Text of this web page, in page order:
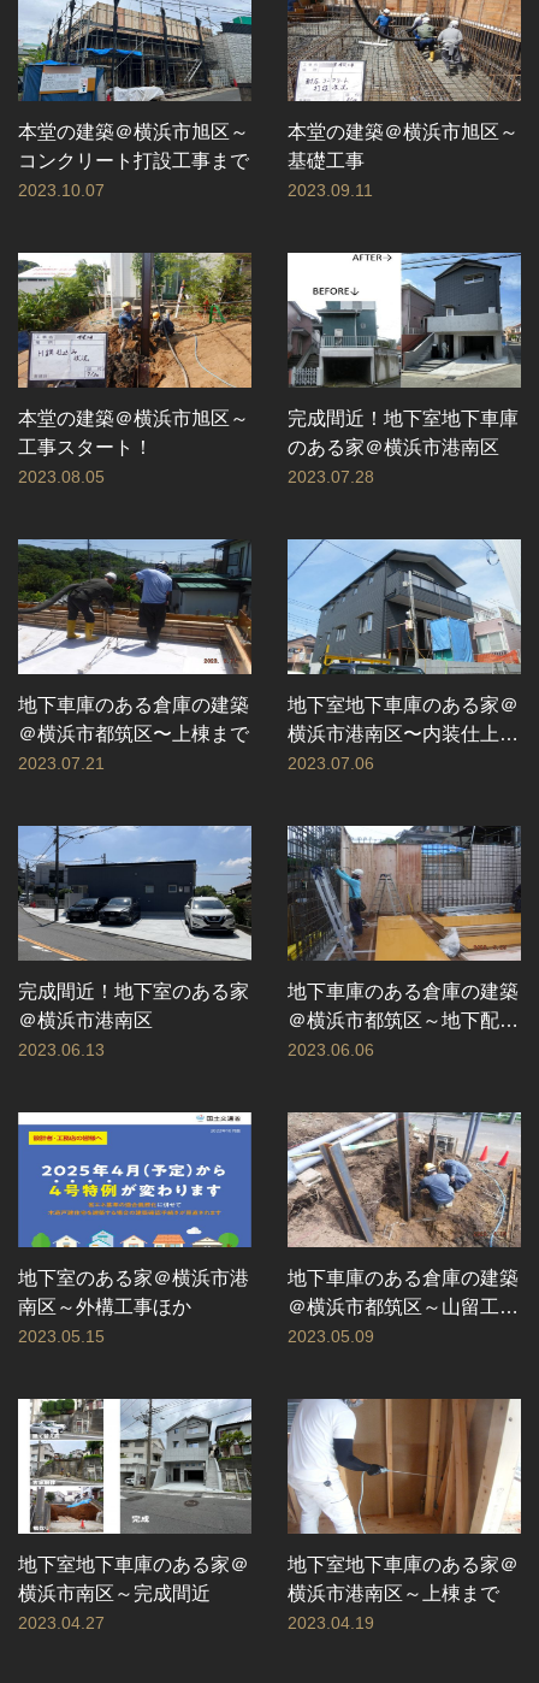
本堂の建築＠横浜市旭区～
コンクリート打設工事まで
2023.10.07
本堂の建築＠横浜市旭区～
基礎工事
2023.09.11
本堂の建築＠横浜市旭区～
工事スタート！
2023.08.05
完成間近！地下室地下車庫
のある家＠横浜市港南区
2023.07.28
地下車庫のある倉庫の建築
＠横浜市都筑区〜上棟まで
2023.07.21
地下室地下車庫のある家＠
横浜市港南区〜内装仕上げ
工事ほか
2023.07.06
完成間近！地下室のある家
＠横浜市港南区
2023.06.13
地下車庫のある倉庫の建築
＠横浜市都筑区～地下配筋
工事まで
2023.06.06
地下室のある家＠横浜市港
南区～外構工事ほか
2023.05.15
地下車庫のある倉庫の建築
＠横浜市都筑区～山留工事
まで
2023.05.09
地下室地下車庫のある家＠
横浜市南区～完成間近
2023.04.27
地下室地下車庫のある家＠
横浜市港南区～上棟まで
2023.04.19